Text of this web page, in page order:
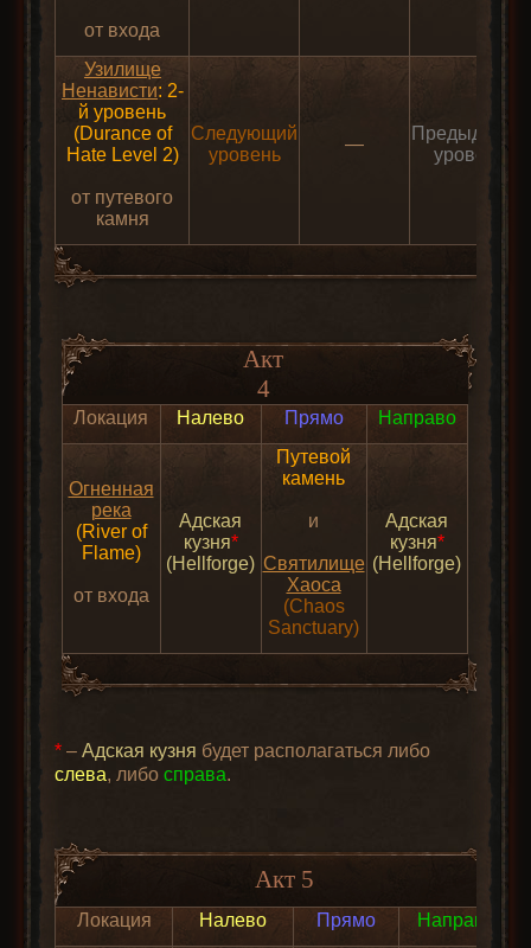
от входа
Узилище
Ненависти: 2-
й уровень
(Durance of
Hate Level 2)
от путевого
камня
Следующий
уровень
—
Предыдущий
уровень
Акт
4
Локация Налево Прямо Направо
Огненная
река
(River of
Flame)
от входа
Адская
кузня*
(Hellforge)
Путевой
камень
и
Святилище
Хаоса
(Chaos
Sanctuary)
Адская
кузня*
(Hellforge)
* –Адская кузня будет располагаться либо
слева, либосправа.
Акт 5
Локация Налево Прямо
Направо